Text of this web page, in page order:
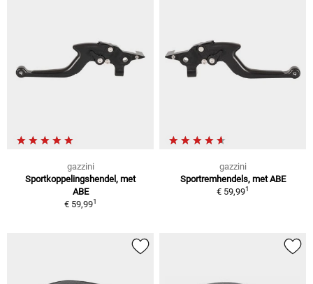
gazzini
Sportkoppelingshendel, met
ABE
€ 59,991
gazzini
Sportremhendels, met ABE
€ 59,991